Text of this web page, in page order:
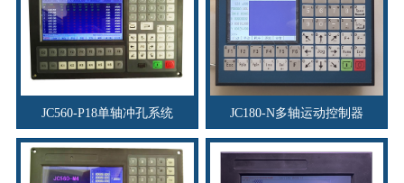
JC560-P18单轴冲孔系统 JC180-N多轴运动控制器